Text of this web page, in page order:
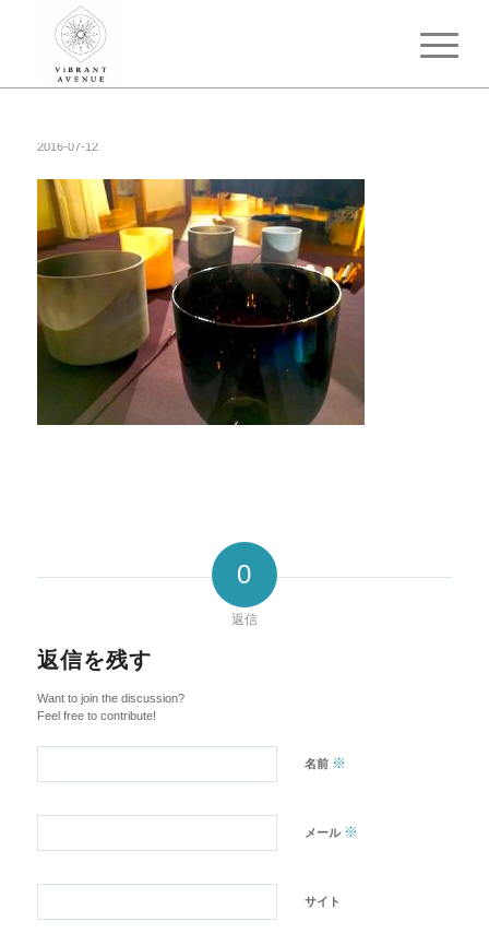
2016-07-12
0
返信
返信を残す
Want to join the discussion?
Feel free to contribute!
名前 ※
メール ※
サイト